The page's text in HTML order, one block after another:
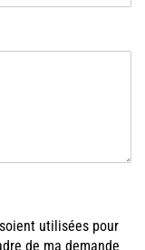
utilisées pour
de ma demande